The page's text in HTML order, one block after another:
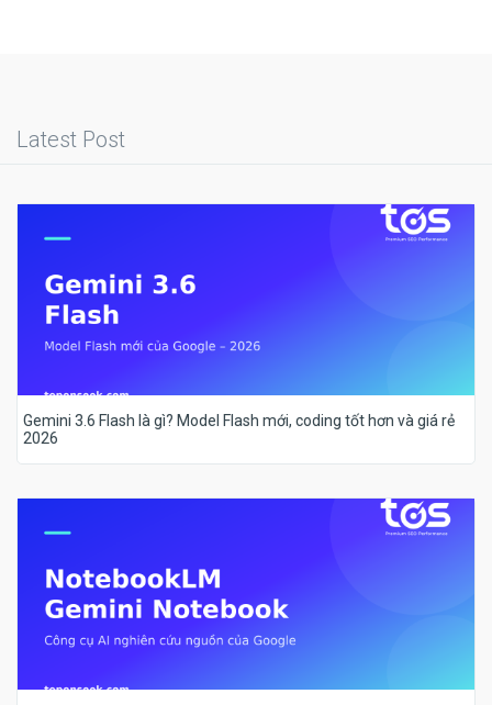
Latest Post
Gemini 3.6 Flash là gì? Model Flash mới, coding tốt hơn và giá rẻ
2026